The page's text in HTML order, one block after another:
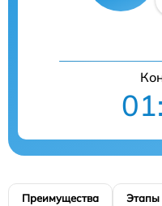
Преимущества Этапы